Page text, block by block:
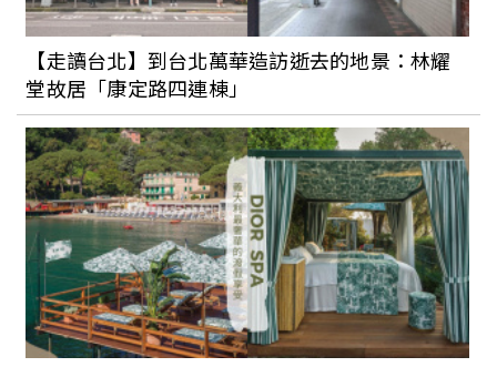
礁溪鄰近抹茶山新溫泉俱樂部，「呆水溫
泉」提供24小時高級享泡湯樂趣，周邊還
有許多大自然步道和精緻美食能好好享受
苗栗海線也有溫泉喔！坐擁遼闊平原美景
的「享沐時光莊園渡假酒店」，提供各種
貼心的大眾池、湯屋和美食的泡湯新體驗
「湖畔花時間」隱身在山湖之間，是一個
寧靜悠閒的泡湯好去處，還有大湖有名的
草莓與草莓周邊商品可以品嚐喔
【走讀台北】到台北萬華造訪逝去的地景：林耀
堂故居「康定路四連棟」